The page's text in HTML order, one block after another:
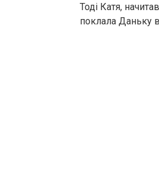
Тоді Катя,
поклала Даньку